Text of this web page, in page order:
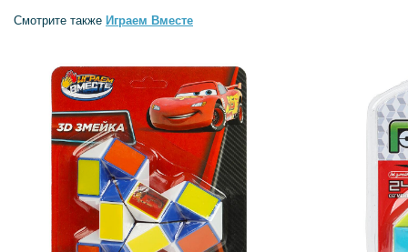
Смотрите также Играем Вместе